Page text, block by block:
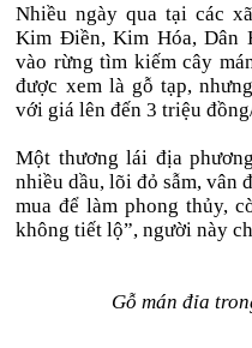
Nhiều ngày qua tại các
Kim Điền, Kim Hóa, Dân
vào rừng tìm kiếm cây
được xem là gỗ tạp,
với giá lên đến 3 triệu
Một thương lái địa
nhiều dầu, lõi đỏ sẫm, vân
mua để làm phong thủy,
không tiết lộ”, người này
Gỗ mán đỉa